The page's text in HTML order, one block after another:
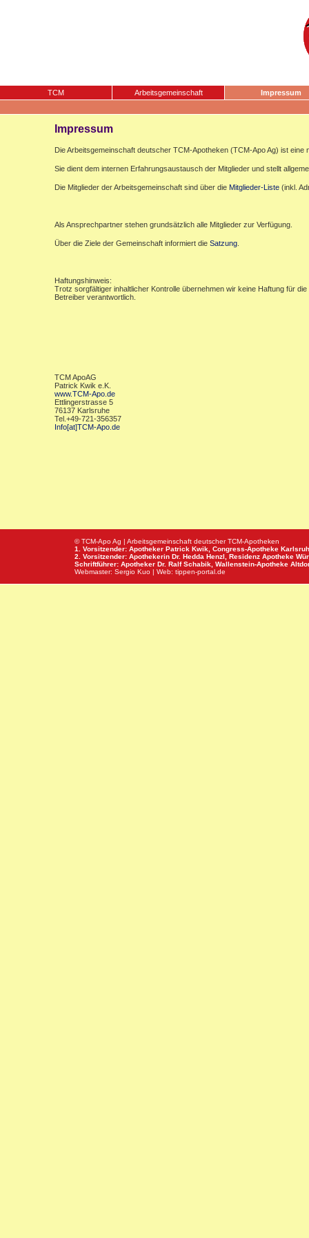
TCM Arbeitsgemeinschaft Impressum
Impressum
Die Arbeitsgemeinschaft deutscher TCM-Apotheken (TCM-Apo Ag) ist eine
Sie dient dem internen Erfahrungsaustausch der Mitglieder und stellt
Die Mitglieder der Arbeitsgemeinschaft sind über die Mitglieder-Liste (inkl.
Als Ansprechpartner stehen grundsätzlich alle Mitglieder zur Verfügung.
Über die Ziele der Gemeinschaft informiert die Satzung
Haftungshinweis:
Trotz sorgfältiger inhaltlicher Kontrolle übernehmen wir keine Haftung für
Betreiber verantwortlich.
TCM ApoAG
Patrick Kwik e.K.
www.TCM-Apo.de
Ettlingerstrasse 5
76137 Karlsruhe
Tel.+49-721-356357
Info[at]TCM-Apo.de
© TCM-Apo Ag | Arbeitsgemeinschaft deutscher TCM-Apotheken
1. Vorsitzender: Apotheker Patrick Kwik, Congress-Apotheke
2. Vorsitzender: Apothekerin Dr. Hedda Henzl, Residenz Apotheke
Schriftführer: Apotheker Dr. Ralf Schabik, Wallenstein-Apotheke
Webmaster: Sergio Kuo | Web: tippen-portal.de